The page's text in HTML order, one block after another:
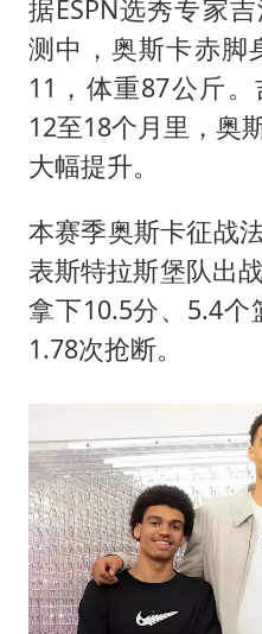
据ESPN选秀专家
测中，奥斯卡赤脚
11，体重87公斤
12至18个月里，奥
大幅提升。
本赛季奥斯卡征战
表斯特拉斯堡队出
拿下10.5分、5.4个
1.78次抢断。